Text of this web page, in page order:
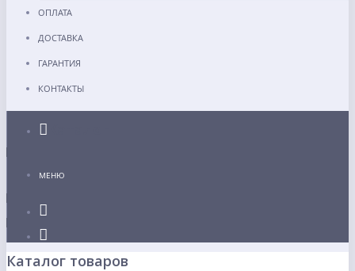
ОПЛАТА
ДОСТАВКА
ГАРАНТИЯ
КОНТАКТЫ
МЕНЮ
Каталог товаров